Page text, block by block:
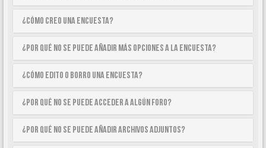
¿Cómo creo una encuesta?
¿Por qué no se puede añadir más opciones a la encuesta?
¿Cómo edito o borro una encuesta?
¿Por qué no se puede acceder a algún foro?
¿Por qué no se puede añadir archivos adjuntos?